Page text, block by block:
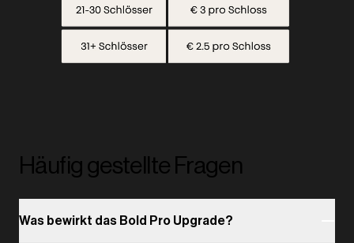
Häufig gestellte Fragen
Was bewirkt das Bold Pro Upgrade?